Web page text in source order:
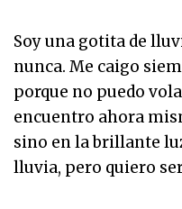
Soy una gotita de
nunca. Me caigo
porque no puedo
encuentro ahora
sino en la brillante
lluvia, pero quiero